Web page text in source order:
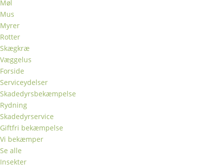
Møl
Mus
Myrer
Rotter
Skægkræ
Væggelus
Forside
Serviceydelser
Skadedyrsbekæmpelse
Rydning
Skadedyrservice
Giftfri bekæmpelse
Vi bekæmper
Se alle
Insekter